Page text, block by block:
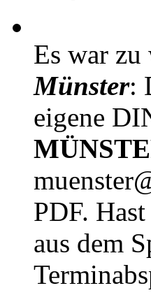
Es war
Münster:
eigene
PDF.
aus dem